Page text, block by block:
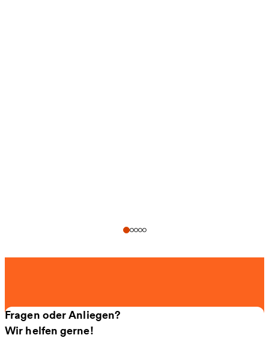
Fragen oder Anliegen?
Wir helfen gerne!